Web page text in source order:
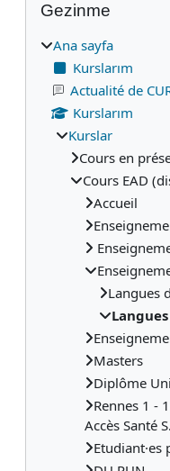
Gezinme
Ana sayfa
Kurslarım
Actualité de
Kurslarım
Kurslar
Cours en
Cours EAD
Accueil
Langues
Masters
Diplôme
Rennes 1 -
Accès Santé
Etudiant·es